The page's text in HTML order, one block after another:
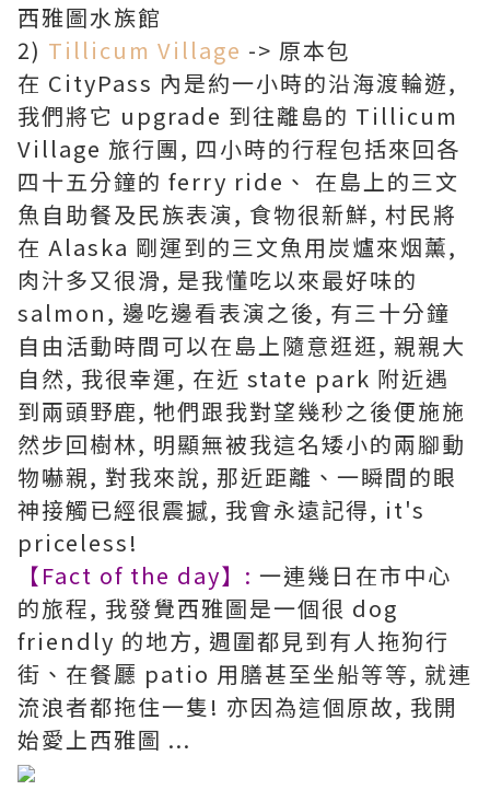
西雅圖水族館
2) Tillicum Village -> 原本包
在 CityPass 內是約一小時的沿海渡輪遊,
我們將它 upgrade 到往離島的 Tillicum
Village 旅行團, 四小時的行程包括來回各
四十五分鐘的 ferry ride、 在島上的三文
魚自助餐及民族表演, 食物很新鮮, 村民將
在 Alaska 剛運到的三文魚用炭爐來烟薰,
肉汁多又很滑, 是我懂吃以來最好味的
salmon, 邊吃邊看表演之後, 有三十分鐘
自由活動時間可以在島上隨意逛逛, 親親大
自然, 我很幸運, 在近 state park 附近遇
到兩頭野鹿, 牠們跟我對望幾秒之後便施施
然步回樹林, 明顯無被我這名矮小的兩腳動
物嚇親, 對我來說, 那近距離、一瞬間的眼
神接觸已經很震撼, 我會永遠記得, it's
priceless!
【Fact of the day】: 一連幾日在市中心
的旅程, 我發覺西雅圖是一個很 dog
friendly 的地方, 週圍都見到有人拖狗行
街、在餐㕔 patio 用膳甚至坐船等等, 就連
流浪者都拖住一隻! 亦因為這個原故, 我開
始愛上西雅圖 ...